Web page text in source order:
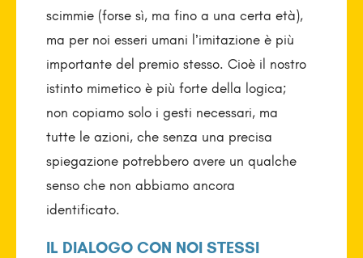
scimmie (forse sì, ma fino a una certa età),
ma per noi esseri umani l’imitazione è più
importante del premio stesso. Cioè il nostro
istinto mimetico è più forte della logica;
non copiamo solo i gesti necessari, ma
tutte le azioni, che senza una precisa
spiegazione potrebbero avere un qualche
senso che non abbiamo ancora
identificato.
IL DIALOGO CON NOI STESSI